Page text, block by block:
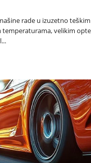
rade u izuzetno
temperaturama, velikim